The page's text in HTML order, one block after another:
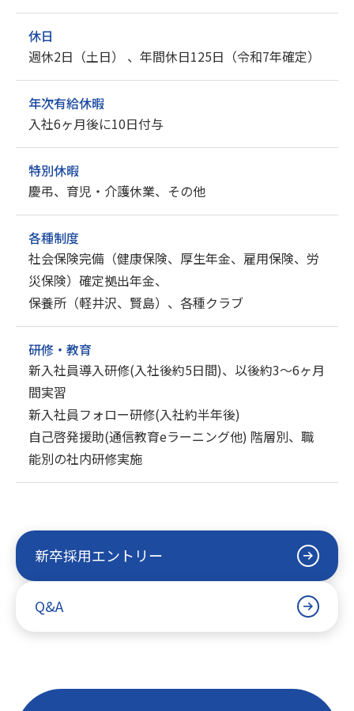
休日
週休2日（土日） 、年間休日125日（令和7年確定）
年次有給休暇
入社6ヶ月後に10日付与
特別休暇
慶弔、育児・介護休業、その他
各種制度
社会保険完備（健康保険、厚生年金、雇用保険、労
災保険）確定拠出年金、
保養所（軽井沢、賢島）、各種クラブ
研修・教育
新入社員導入研修(入社後約5日間)、以後約3～6ヶ月
間実習
新入社員フォロー研修(入社約半年後)
自己啓発援助(通信教育eラーニング他) 階層別、職
能別の社内研修実施
新卒採用エントリー
Q&A